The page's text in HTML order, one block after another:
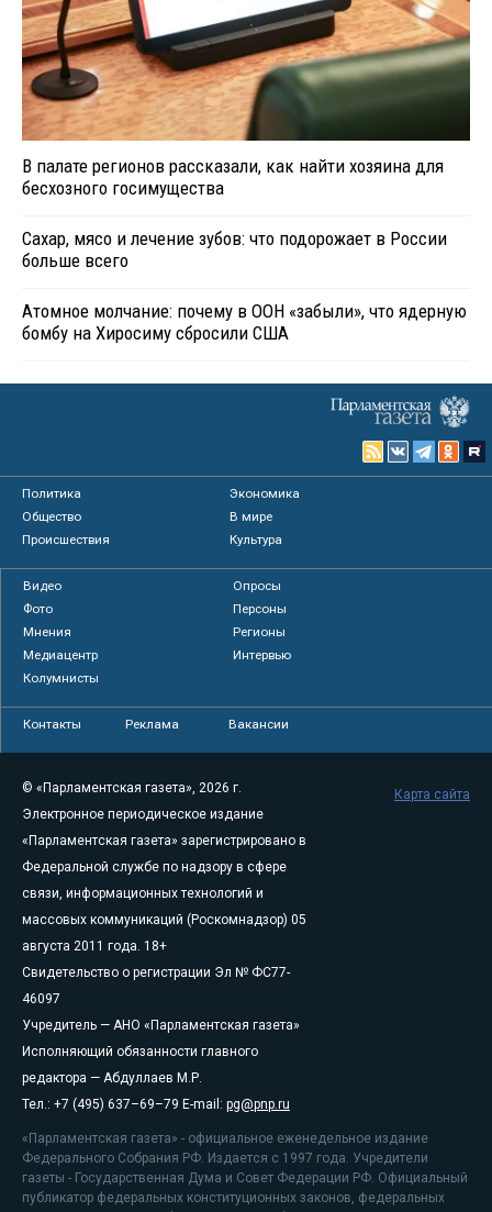
В палате регионов рассказали, как найти хозяина для
бесхозного госимущества
Сахар, мясо и лечение зубов: что подорожает в России
больше всего
Атомное молчание: почему в ООН «забыли», что ядерную
бомбу на Хиросиму сбросили США
Политика
Экономика
Общество
В мире
Происшествия
Культура
Видео
Опросы
Фото
Персоны
Мнения
Регионы
Медиацентр
Интервью
Колумнисты
Контакты Реклама Вакансии
© «Парламентская газета», 2026 г.
Электронное периодическое издание
«Парламентская газета» зарегистрировано в
Федеральной службе по надзору в сфере
связи, информационных технологий и
массовых коммуникаций (Роскомнадзор) 05
августа 2011 года. 18+
Свидетельство о регистрации Эл № ФС77-
46097
Учредитель — АНО «Парламентская газета»
Исполняющий обязанности главного
редактора — Абдуллаев М.Р.
Тел.: +7 (495) 637–69–79 E-mail: pg@pnp.ru
«Парламентская газета» - официальное еженедельное издание
Федерального Собрания РФ. Издается с 1997 года. Учредители
газеты - Государственная Дума и Совет Федерации РФ. Официальный
публикатор федеральных конституционных законов, федеральных
Карта сайта